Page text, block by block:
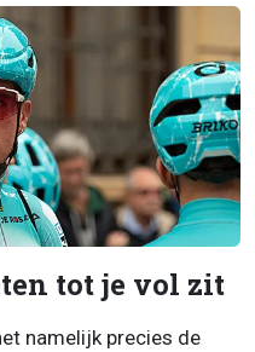
tot je vol zit
namelijk precies de